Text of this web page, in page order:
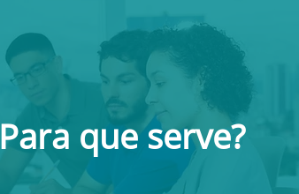
Para que serve?